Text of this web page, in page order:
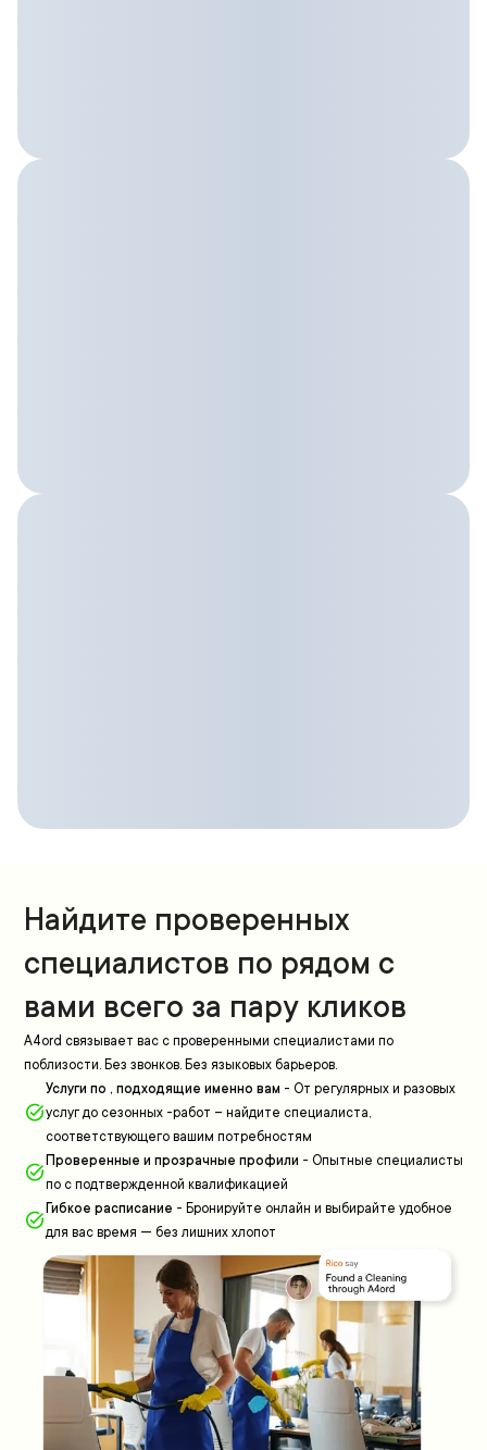
Найдите проверенных
специалистов по рядом с
вами всего за пару кликов
A4ord связывает вас с проверенными специалистами по
поблизости. Без звонков. Без языковых барьеров.
Услуги по , подходящие именно вам - От регулярных и разовых
услуг до сезонных -работ – найдите специалиста,
соответствующего вашим потребностям
Проверенные и прозрачные профили - Опытные специалисты
по с подтвержденной квалификацией
Гибкое расписание - Бронируйте онлайн и выбирайте удобное
для вас время — без лишних хлопот